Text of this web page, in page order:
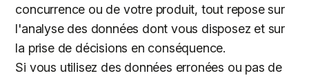
concurrence ou de votre produit, tout repose sur
l'analyse des données dont vous disposez et sur
la prise de décisions en conséquence.
Si vous utilisez des données erronées ou pas de